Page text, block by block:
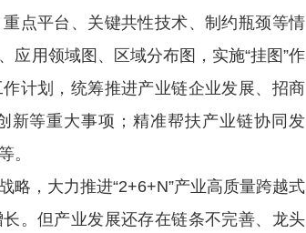
点平台、关键共性技术、制约瓶颈等情
应用领域图、区域分布图，实施“挂图”作
计划，统筹推进产业链企业发展、招商
新等重大事项；精准帮扶产业链协同发
。
略，大力推进“2+6+N”产业高质量跨越式
。但产业发展还存在链条不完善、龙头